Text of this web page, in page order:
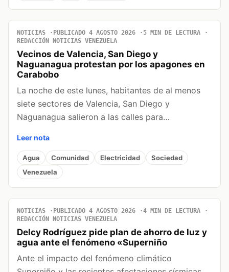
NOTICIAS PUBLICADO 4 AGOSTO 2026
5 MIN DE LECTURA
REDACCIÓN NOTICIAS VENEZUELA
Vecinos de Valencia, San Diego y
Naguanagua protestan por los apagones en
Carabobo
La noche de este lunes, habitantes de al menos
siete sectores de Valencia, San Diego y
Naguanagua salieron a las calles para…
Leer nota
Agua Comunidad Electricidad
Sociedad
Venezuela
NOTICIAS PUBLICADO 4 AGOSTO 2026
4 MIN DE LECTURA
REDACCIÓN NOTICIAS VENEZUELA
Delcy Rodríguez pide plan de ahorro de luz y
agua ante el fenómeno «Superniño
Ante el impacto del fenómeno climático